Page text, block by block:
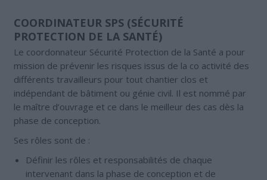
COORDINATEUR SPS (SÉCURITÉ
PROTECTION DE LA SANTÉ)
Le coordonnateur Sécurité Protection de la Santé a pour
mission de prévenir les risques issus de la co activité des
différents travailleurs pour tout chantier clos et
indépendant de bâtiment ou génie civil. Il est nommé par
le maître d’ouvrage et ce dans le meilleur des cas dès la
phase de conception.
Ses rôles sont de :
Définir les rôles et responsabilités de chaque
intervenant dans la phase de conception et de